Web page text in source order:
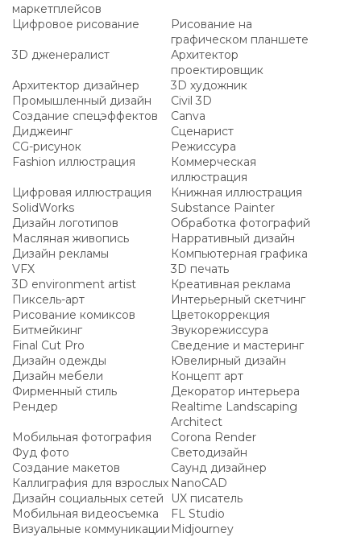
маркетплейсов
Цифровое рисование
Рисование на
графическом планшете
3D дженералист
Архитектор
проектировщик
Архитектор дизайнер
3D художник
Промышленный дизайн
Civil 3D
Создание спецэффектов
Canva
Диджеинг
Сценарист
CG-рисунок
Режиссура
Fashion иллюстрация
Коммерческая
иллюстрация
Цифровая иллюстрация
Книжная иллюстрация
SolidWorks
Substance Painter
Дизайн логотипов
Обработка фотографий
Масляная живопись
Нарративный дизайн
Дизайн рекламы
Компьютерная графика
VFX
3D печать
3D environment artist
Креативная реклама
Пиксель-арт
Интерьерный скетчинг
Рисование комиксов
Цветокоррекция
Битмейкинг
Звукорежиссура
Final Cut Pro
Сведение и мастеринг
Дизайн одежды
Ювелирный дизайн
Дизайн мебели
Концепт арт
Фирменный стиль
Декоратор интерьера
Рендер
Realtime Landscaping
Architect
Мобильная фотография
Corona Render
Фуд фото
Светодизайн
Создание макетов
Саунд дизайнер
Каллиграфия для взрослых NanoCAD
Дизайн социальных сетей
UX писатель
Мобильная видеосъемка
FL Studio
Визуальные коммуникации Midjourney